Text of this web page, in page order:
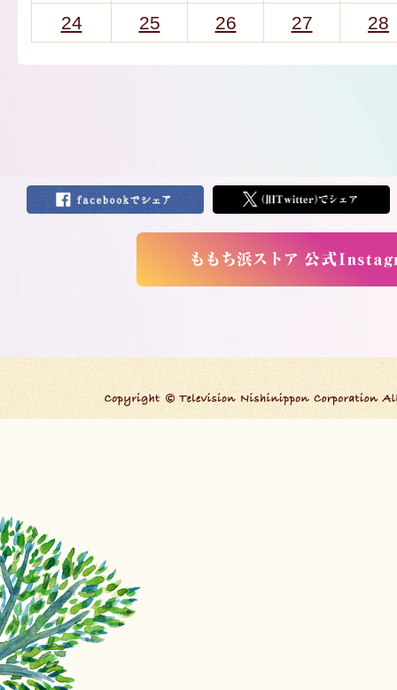
24
25 26 27 28